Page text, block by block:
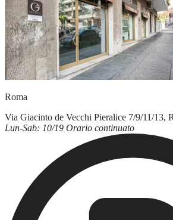
Roma
Via Giacinto de Vecchi Pieralice 7/9/11/13,
Lun-Sab: 10/19 Orario continuato